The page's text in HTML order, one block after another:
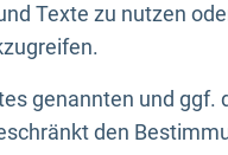
Texte zu nutzen
genannten und ggf.
den